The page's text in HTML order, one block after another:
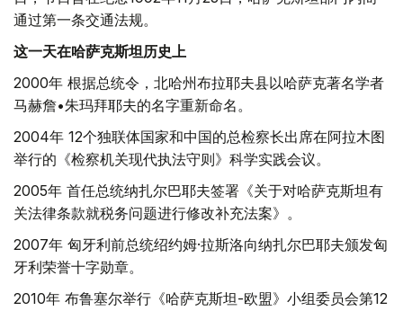
通过第一条交通法规。
这一天在哈萨克斯坦历史上
2000年 根据总统令，北哈州布拉耶夫县以哈萨克著名学者
马赫詹•朱玛拜耶夫的名字重新命名。
2004年 12个独联体国家和中国的总检察长出席在阿拉木图
举行的《检察机关现代执法守则》科学实践会议。
2005年 首任总统纳扎尔巴耶夫签署《关于对哈萨克斯坦有
关法律条款就税务问题进行修改补充法案》。
2007年 匈牙利前总统绍约姆·拉斯洛向纳扎尔巴耶夫颁发匈
牙利荣誉十字勋章。
2010年 布鲁塞尔举行《哈萨克斯坦-欧盟》小组委员会第12